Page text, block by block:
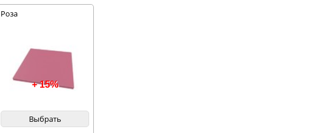
Роза
+ 15%
Выбрать